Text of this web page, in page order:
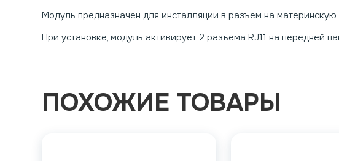
Модуль предназначен для инсталляции в разъем на
При установке, модуль активирует 2 разъема RJ11 на передней
ПОХОЖИЕ ТОВАРЫ